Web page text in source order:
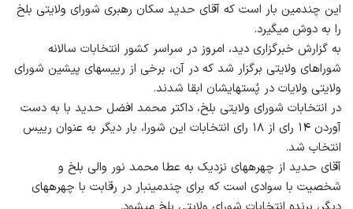
این چندمین بار است که آقای حدید سکان رهبری شورای ولایتی بلخ
را به دوش می‎گیرد.
به گزارش خبرگزاری دید، امروز در سراسر کشور انتخابات سالانه
شوراهای ولایتی برگزار شد که در آن، برخی از رییس‎های پیشین شورای
ولایتی ولایات در پُست‎های‎شان ابقا شدند.
در انتخابات شورای ولایتی بلخ، داکتر محمد افضل حدید با به دست
آوردن ۱۴ رای از ۱۸ رای انتخابات این شورا، بار دیگر به عنوان رییس
انتخاب شد.
آقای حدید از چهره‎های نزدیک به عطا محمد نور والی بلخ و
شخصیت با سوادی است که برای چندمین‎بار در رقابت با چهره‎های